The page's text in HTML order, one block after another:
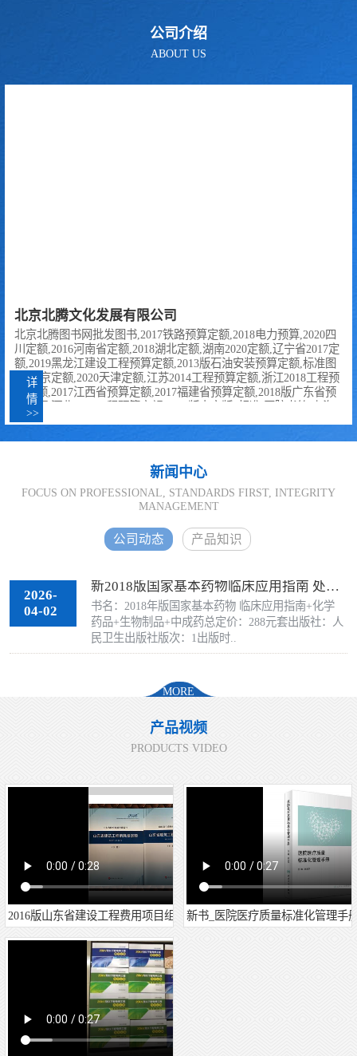
公司介绍
ABOUT US
北京北腾文化发展有限公司
北京北腾图书网批发图书,2017铁路预算定额,2018电力预算,2020四
川定额,2016河南省定额,2018湖北定额,湖南2020定额,辽宁省2017定
额,2019黑龙江建设工程预算定额,2013版石油安装预算定额,标准图
书,北京定额,2020天津定额,江苏2014工程预算定额,浙江2018工程预
算定额,2017江西省预算定额,2017福建省预算定额,2018版广东省预
算定额,河北2012工程预算定额,2019版中文版*标准,医院书籍,上海
2016版预算定额,2018海南省预算定额,广西2015建筑工程预算定额,
定额,2017内蒙古预算定额,宁夏2020工程预算定额,陕西预算定额,山
西2018版建筑工程预算定额,2014人防工程预算定额,2015电子工程
概预算定额,2014版黄金工程预算定额,2018钢铁企业检修预..
详
情
>>
新闻中心
FOCUS ON PROFESSIONAL, STANDARDS FIRST, INTEGRITY
MANAGEMENT
公司动态 产品知识
2026-
04-02
新2018版国家基本药物临床应用指南 处方集 化学药品和生物制品_中成药全套3册
书名：2018年版国家基本药物 临床应用指南+化学
药品+生物制品+中成药总定价：288元套出版社：人
民卫生出版社版次：1出版时..
MORE
产品视频
PRODUCTS VIDEO
2016版山东省建设工程费用项目组成及计算规则-山东省2
新书_医院医疗质量标准化管理手